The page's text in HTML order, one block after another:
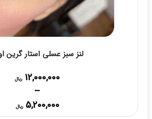
لنز سبز عسلی استار گرین
12,000,000 ریال
–
5,200,000 ریال
Price
range: